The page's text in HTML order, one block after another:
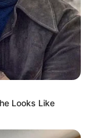
Looks Like